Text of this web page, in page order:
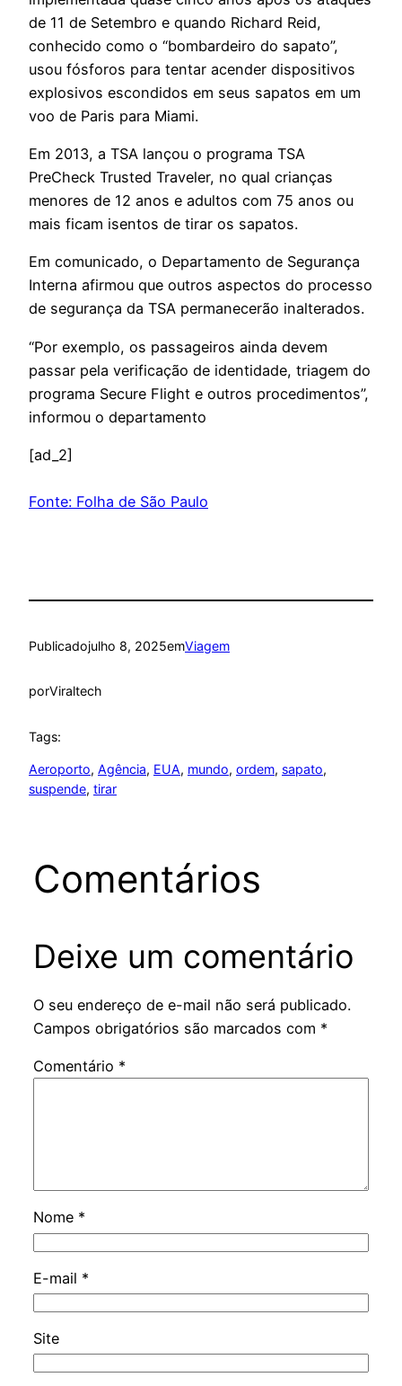
de 11 de Setembro e quando Richard Reid,
conhecido como o “bombardeiro do sapato”,
usou fósforos para tentar acender dispositivos
explosivos escondidos em seus sapatos em um
voo de Paris para Miami.
Em 2013, a TSA lançou o programa TSA
PreCheck Trusted Traveler, no qual crianças
menores de 12 anos e adultos com 75 anos ou
mais ficam isentos de tirar os sapatos.
Em comunicado, o Departamento de Segurança
Interna afirmou que outros aspectos do processo
de segurança da TSA permanecerão inalterados.
“Por exemplo, os passageiros ainda devem
passar pela verificação de identidade, triagem do
programa Secure Flight e outros procedimentos”,
informou o departamento
[ad_2]
Fonte: Folha de São Paulo
Publicadojulho 8, 2025emViagem
porViraltech
Tags:
Aeroporto, Agência, EUA, mundo, ordem, sapato
suspende, tirar
Comentários
Deixe um comentário
O seu endereço de e-mail não será publicado.
Campos obrigatórios são marcados com *
Comentário *
Nome *
E-mail *
Site